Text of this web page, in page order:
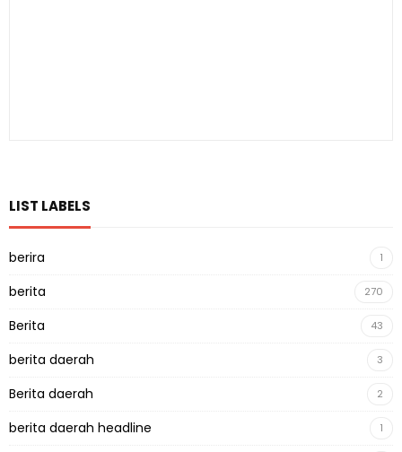
LIST LABELS
berira 1
berita 270
Berita 43
berita daerah 3
Berita daerah 2
berita daerah headline 1